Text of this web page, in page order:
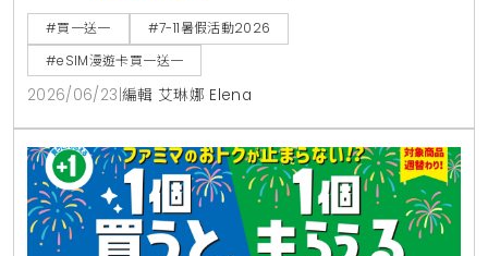
會，免費下載環保手掌繪本。出國旅遊可就近購買eSIM
漫遊網卡享買1送1。
#買一送一
#7-11暑假活動2026
#eSIM漫遊卡買一送一
2026/06/23 編輯 艾琳娜 Elena